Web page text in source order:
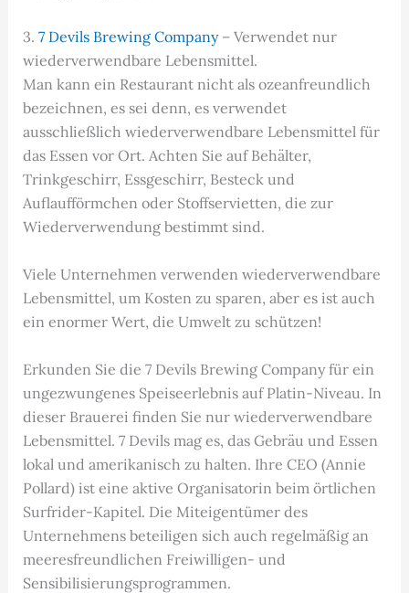
3. 7 Devils Brewing Company– Verwendet nur
wiederverwendbare Lebensmittel.
Man kann ein Restaurant nicht als ozeanfreundlich
bezeichnen, es sei denn, es verwendet
ausschließlich wiederverwendbare Lebensmittel für
das Essen vor Ort. Achten Sie auf Behälter,
Trinkgeschirr, Essgeschirr, Besteck und
Auflaufförmchen oder Stoffservietten, die zur
Wiederverwendung bestimmt sind.
Viele Unternehmen verwenden wiederverwendbare
Lebensmittel, um Kosten zu sparen, aber es ist auch
ein enormer Wert, die Umwelt zu schützen!
Erkunden Sie die 7 Devils Brewing Company für ein
ungezwungenes Speiseerlebnis auf Platin-Niveau. In
dieser Brauerei finden Sie nur wiederverwendbare
Lebensmittel. 7 Devils mag es, das Gebräu und Essen
lokal und amerikanisch zu halten. Ihre CEO (Annie
Pollard) ist eine aktive Organisatorin beim örtlichen
Surfrider-Kapitel. Die Miteigentümer des
Unternehmens beteiligen sich auch regelmäßig an
meeresfreundlichen Freiwilligen- und
Sensibilisierungsprogrammen.